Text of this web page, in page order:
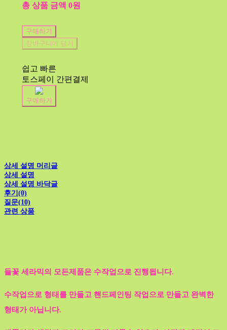
총 상품 금액 0원
구매하기
장바구니에 담기
쉽고 빠른
토스페이 간편결제
구매하기
상세 설명 머리글
상세 설명
상세 설명 바닥글
후기(0)
질문(10)
관련 상품
들꽃 세라믹의 모든제품은 수작업으로 진행됩니다.
수작업으로 형태를 만들고 핸드페인팅 작업으로 만들고 완벽한
형태가 아닙니다.